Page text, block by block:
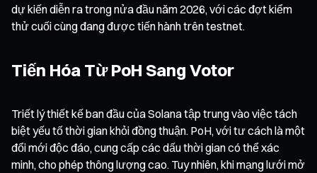
dự kiến diễn ra trong nửa đầu năm 2026, với các đợt kiểm
thử cuối cùng đang được tiến hành trên testnet.
Tiến Hóa Từ PoH Sang Votor
Triết lý thiết kế ban đầu của Solana tập trung vào việc tách
biệt yếu tố thời gian khỏi đồng thuận. PoH, với tư cách là một
đổi mới độc đáo, cung cấp các dấu thời gian có thể xác
minh, cho phép thông lượng cao. Tuy nhiên, khi mạng lưới mở